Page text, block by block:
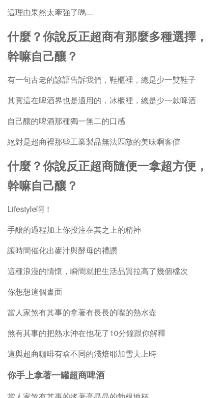
這理由果然太牽強了嗎....
什麼？你說反正超商有那麼多種選擇，
幹嘛自己釀？
有一句古老的諺語告訴我們，鞋櫃裡，總是少一雙鞋子
其實這在啤酒界也是適用的，冰櫃裡，總是少一款啤酒
自己釀的啤酒那種獨一無二的口感
絕對是超商裡那些工業製品無法匹敵的美味啊客倌
什麼？你說反正超商隨便一拿超方便，
幹嘛自己釀？
Lifestyle啊！
手釀的過程加上你投注在其之上的精神
讓時間催化出麥汁與酵母的禮讚
這種浪漫的情懷，瞬間就把生活品質拉高了幾個檔次
你想想這個畫面
當人家煞有其事的拿著有長長的嘴的熱水壺
煞有其事的把熱水沖在他花了10分鐘跟你解釋
這與超商咖啡有啥不同的淺焙耶加雪夫上時
你手上拿著一罐超商啤酒